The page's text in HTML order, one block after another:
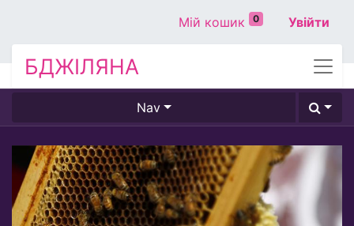
Мій кошик 0 Увійти
БДЖІЛЯНА
Nav